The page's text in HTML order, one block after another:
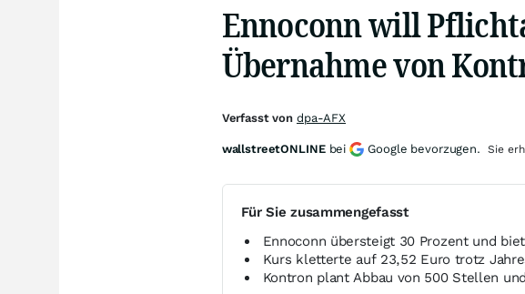
Ennoconn will
Übernahme von
Für Sie zusammengefasst
Ennoconn übersteigt 30 Prozent und
Kurs kletterte auf 23,52 Euro trotz
Kontron plant Abbau von 500 Stellen
Verfasst von dpa-AFX
wallstreetONLINE bei Google bevorzugen. Sie